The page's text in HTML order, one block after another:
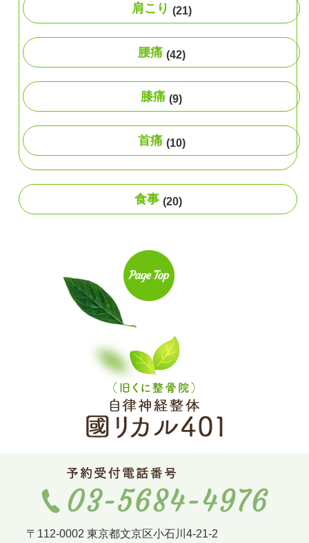
肩こり (21)
腰痛 (42)
膝痛 (9)
首痛 (10)
食事 (20)
〒112-0002 東京都文京区小石川4-21-2